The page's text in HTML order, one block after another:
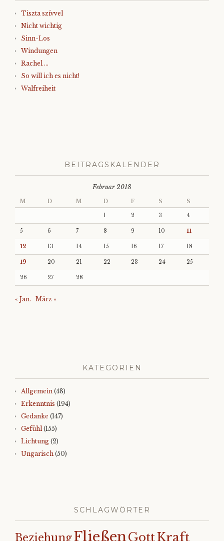
Tiszta szívvel
Nicht wichtig
Sinn-Los
Windungen
Rachel …
So will ich es nicht!
Walfreiheit
BEITRAGSKALENDER
Februar 2018
M D M D F S S
1 2 3 4
5 6 7 8 9 10 11
12 13 14 15 16 17 18
19 20 21 22 23 24 25
26 27 28
« Jan. März »
KATEGORIEN
Allgemein (48)
Erkenntnis (194)
Gedanke (147)
Gefühl(155)
Lichtung (2)
Ungarisch (50)
SCHLAGWÖRTER
BeziehungFließenGottKraft